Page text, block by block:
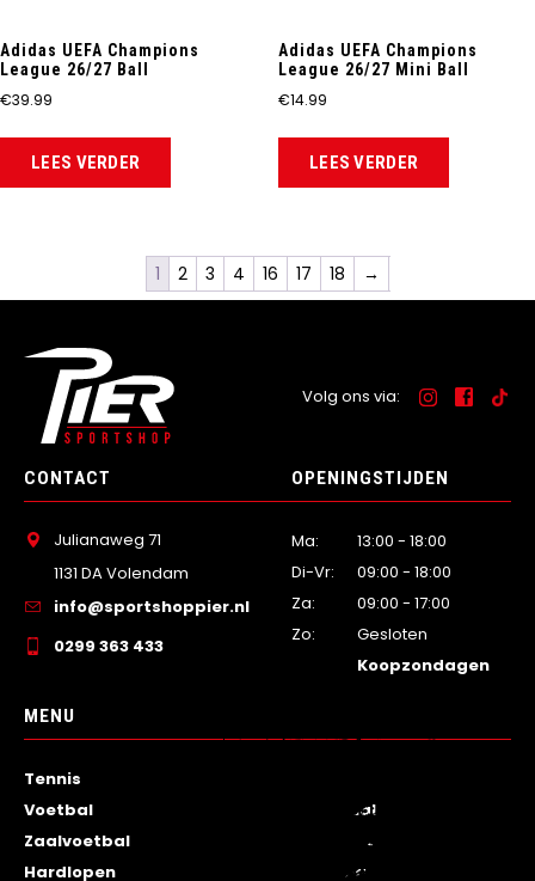
Adidas UEFA Champions
League 26/27 Ball
€39.99
LEES VERDER
Adidas UEFA Champions
League 26/27 Mini Ball
€14.99
LEES VERDER
1 2 3 4
…
16 17 18 →
Volg ons via:
CONTACT
Julianaweg 71
1131 DA Volendam
info@sportshoppier.nl
0299 363 433
OPENINGSTIJDEN
Ma:
13:00 - 18:00
Di-Vr:
09:00 - 18:00
Za:
09:00 - 17:00
Zo:
Gesloten
Koopzondagen
MENU
Tennis
Voetbal
Sportcasual
Zaalvoetbal
Wintersport
Hardlopen
Badkleding